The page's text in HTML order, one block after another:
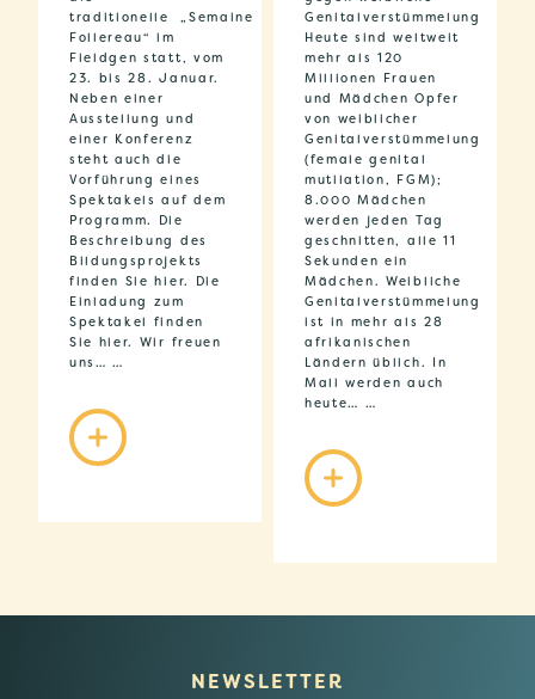
traditionelle „Semaine
Follereau“ im
Fieldgen statt, vom
23. bis 28. Januar.
Neben einer
Ausstellung und
einer Konferenz
steht auch die
Vorführung eines
Spektakels auf dem
Programm. Die
Beschreibung des
Bildungsprojekts
finden Sie hier. Die
Einladung zum
Spektakel finden
Sie hier. Wir freuen
uns… …
Genitalverstümmelung
Heute sind weltweit
mehr als 120
Millionen Frauen
und Mädchen Opfer
von weiblicher
Genitalverstümmelung
(female genital
mutilation, FGM);
8.000 Mädchen
werden jeden Tag
geschnitten, alle 11
Sekunden ein
Mädchen. Weibliche
Genitalverstümmelung
ist in mehr als 28
afrikanischen
Ländern üblich. In
Mali werden auch
heute… …
NEWSLETTER